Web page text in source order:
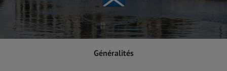
Généralités